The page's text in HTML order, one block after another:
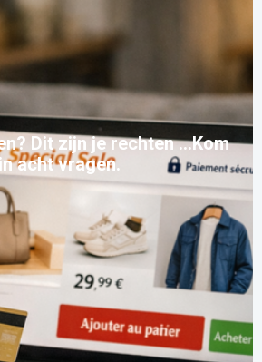
Dit zijn je rechten ...Kom
acht vragen.